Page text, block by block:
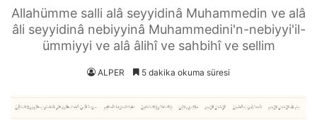
Allahümme salli alâ seyyidinâ Muhammedin ve alâ
âli seyyidinâ nebiyyinâ Muhammedini'n-nebiyyi'il-
ümmiyyi ve alâ âlihî ve sahbihî ve sellim
ALPER 5 dakika okuma süresi